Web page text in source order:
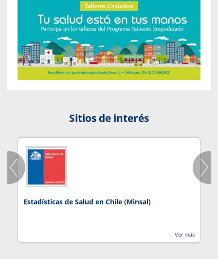
Sitios de interés
Estadísticas de Salud en Chile (Minsal)
Ver más